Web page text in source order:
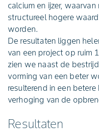
calcium en ijzer,
structureel hogere
worden.
De resultaten liggen
van een project op ruim
zien we naast de
vorming van een beter
resulterend in een
verhoging van de
Resultaten